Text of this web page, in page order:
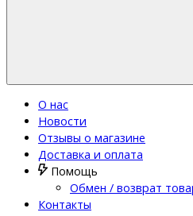
О нас
Новости
Отзывы о магазине
Доставка и оплата
Помощь
Обмен / возврат
Контакты